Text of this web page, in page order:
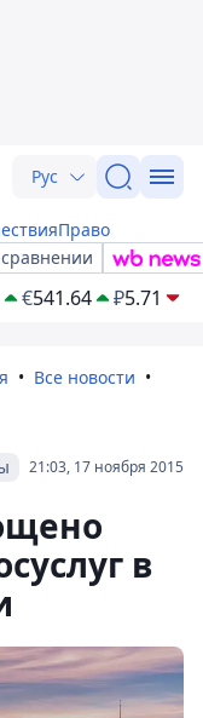
Рус
Право
€541.64 ₽5.71
Все новости
21:03, 17 ноября 2015
в